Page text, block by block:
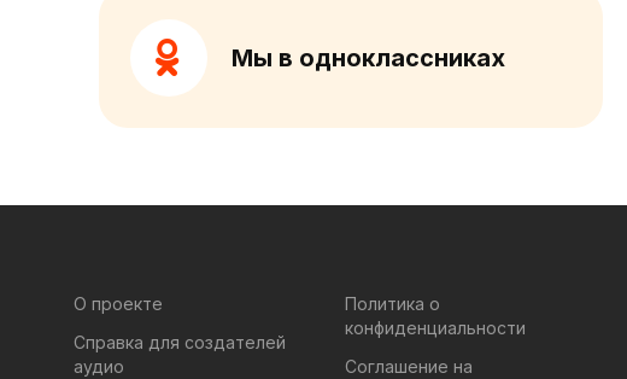
Мы в одноклассниках
О проекте
Справка для создателей
аудио
Политика о
конфиденциальности
Соглашение на